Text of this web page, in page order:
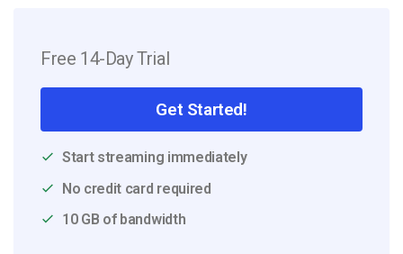
Free 14-Day Trial
Get Started!
Start streaming immediately
No credit card required
10 GB of bandwidth